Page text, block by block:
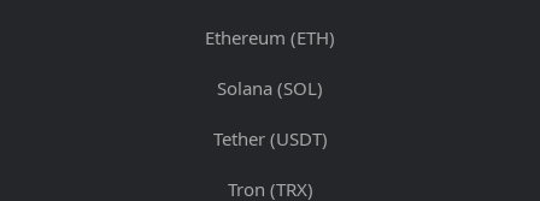
Ethereum (ETH)
Solana (SOL)
Tether (USDT)
Tron (TRX)